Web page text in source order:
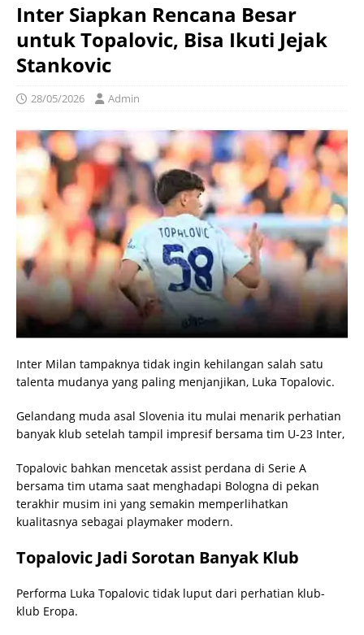
Inter Siapkan Rencana Besar
untuk Topalovic, Bisa Ikuti Jejak
Stankovic
28/05/2026 Admin
Inter Milan tampaknya tidak ingin kehilangan salah satu
talenta mudanya yang paling menjanjikan, Luka Topalovic.
Gelandang muda asal Slovenia itu mulai menarik perhatian
banyak klub setelah tampil impresif bersama tim U-23 Inter,
Topalovic bahkan mencetak assist perdana di Serie A
bersama tim utama saat menghadapi Bologna di pekan
terakhir musim ini yang semakin memperlihatkan
kualitasnya sebagai playmaker modern.
Topalovic Jadi Sorotan Banyak Klub
Performa Luka Topalovic tidak luput dari perhatian klub-
klub Eropa.